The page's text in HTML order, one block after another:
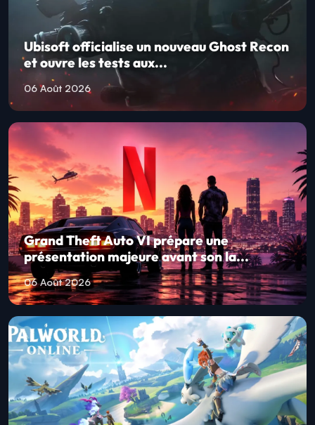
Ubisoft officialise un nouveau Ghost Recon
et ouvre les tests aux...
06 Août 2026
Grand Theft Auto VI prépare une
présentation majeure avant son la...
06 Août 2026